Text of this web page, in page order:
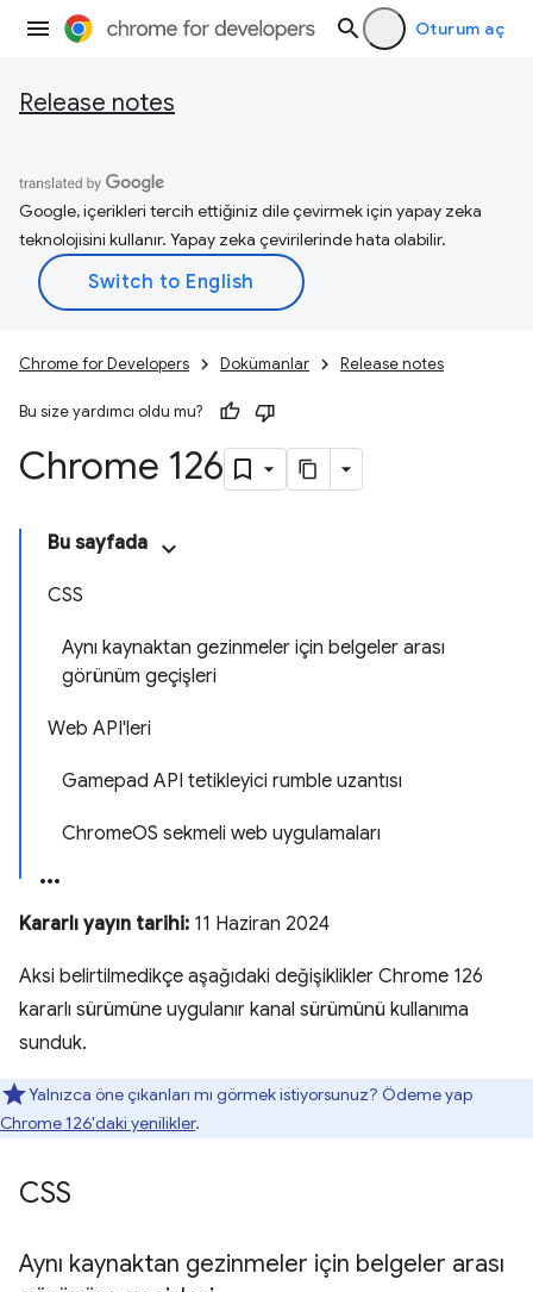
Oturum aç
Release notes
Google, içerikleri tercih ettiğiniz dile çevirmek için yapay zeka
teknolojisini kullanır. Yapay zeka çevirilerinde hata olabilir.
Chrome for Developers Dokümanlar Release notes
Bu size yardımcı oldu mu?
Chrome 126
Bu sayfada
CSS
Aynı kaynaktan gezinmeler için belgeler arası
görünüm geçişleri
Web API'leri
Gamepad API tetikleyici rumble uzantısı
ChromeOS sekmeli web uygulamaları
Kararlı yayın tarihi: 11 Haziran 2024
Aksi belirtilmedikçe aşağıdaki değişiklikler Chrome 126
kararlı sürümüne uygulanır kanal sürümünü kullanıma
sunduk.
Yalnızca öne çıkanları mı görmek istiyorsunuz? Ödeme yap
Chrome 126'daki yenilikler.
CSS
Aynı kaynaktan gezinmeler için belgeler arası